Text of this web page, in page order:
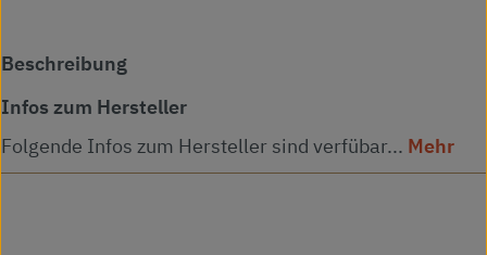
Beschreibung
Infos zum Hersteller
Folgende Infos zum Hersteller sind verfübar... Mehr